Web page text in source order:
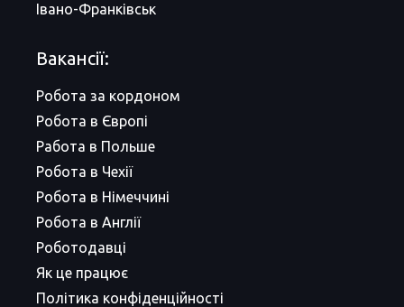
Івано-Франківськ
Вакансії:
Робота за кордоном
Робота в Європі
Работа в Польше
Робота в Чехії
Робота в Німеччині
Робота в Англії
Роботодавці
Як це працює
Політика конфіденційності